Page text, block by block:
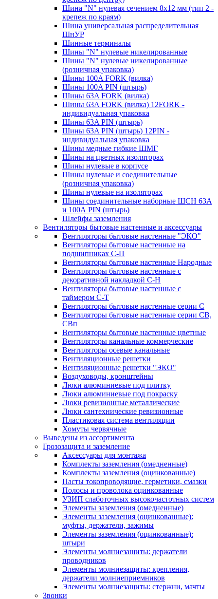
Шина "N" нулевая сечением 8х12 мм (тип 2 -
крепеж по краям)
Шина универсальная распределительная
ШнУР
Шинные терминалы
Шины "N" нулевые никелированные
Шины "N" нулевые никелированные
(розничная упаковка)
Шины 100A FORK (вилка)
Шины 100A PIN (штырь)
Шины 63A FORK (вилка)
Шины 63A FORK (вилка) 12FORK -
индивидуальная упаковка
Шины 63A PIN (штырь)
Шины 63A PIN (штырь) 12PIN -
индивидуальная упаковка
Шины медные гибкие ШМГ
Шины на цветных изоляторах
Шины нулевые в корпусе
Шины нулевые и соединительные
(розничная упаковка)
Шины нулевые на изоляторах
Шины соединительные наборные ШСН 63A
и 100А PIN (штырь)
Шлейфы заземления
Вентиляторы бытовые настенные и аксессуары
Вентиляторы бытовые настенные "ЭКО"
Вентиляторы бытовые настенные на
подшипниках С-П
Вентиляторы бытовые настенные Народные
Вентиляторы бытовые настенные с
декоративной накладкой С-Н
Вентиляторы бытовые настенные с
таймером С-Т
Вентиляторы бытовые настенные серии С
Вентиляторы бытовые настенные серии СВ,
СВп
Вентиляторы бытовые настенные цветные
Вентиляторы канальные коммерческие
Вентиляторы осевые канальные
Вентиляционные решетки
Вентиляционные решетки "ЭКО"
Воздуховоды, кронштейны
Люки алюминиевые под плитку
Люки алюминиевые под покраску
Люки ревизионные металлические
Люки сантехнические ревизионные
Пластиковая система вентиляции
Хомуты червячные
Выведены из ассортимента
Грозозащита и заземление
Аксессуары для монтажа
Комплекты заземления (омедненные)
Комплекты заземления (оцинкованные)
Пасты токопроводящие, герметики, смазки
Полосы и проволока оцинкованные
УЗИП слаботочных высокочастотных систем
Элементы заземления (омедненные)
Элементы заземления (оцинкованные):
муфты, держатели, зажимы
Элементы заземления (оцинкованные):
штыри
Элементы молниезащиты: держатели
проводников
Элементы молниезащиты: крепления,
держатели молниеприемников
Элементы молниезащиты: стержни, мачты
Звонки